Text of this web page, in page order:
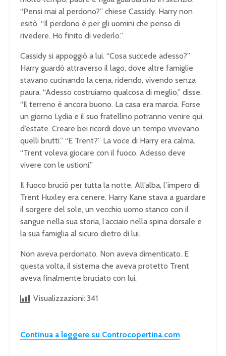
“Pensi mai al perdono?” chiese Cassidy. Harry non
esitò. “Il perdono è per gli uomini che penso di
rivedere. Ho finito di vederlo.”
Cassidy si appoggiò a lui. “Cosa succede adesso?”
Harry guardò attraverso il lago, dove altre famiglie
stavano cucinando la cena, ridendo, vivendo senza
paura. “Adesso costruiamo qualcosa di meglio,” disse.
“Il terreno è ancora buono. La casa era marcia. Forse
un giorno Lydia e il suo fratellino potranno venire qui
d’estate. Creare bei ricordi dove un tempo vivevano
quelli brutti.” “E Trent?” La voce di Harry era calma.
“Trent voleva giocare con il fuoco. Adesso deve
vivere con le ustioni.”
Il fuoco bruciò per tutta la notte. All’alba, l’impero di
Trent Huxley era cenere. Harry Kane stava a guardare
il sorgere del sole, un vecchio uomo stanco con il
sangue nella sua storia, l’acciaio nella spina dorsale e
la sua famiglia al sicuro dietro di lui.
Non aveva perdonato. Non aveva dimenticato. E
questa volta, il sistema che aveva protetto Trent
aveva finalmente bruciato con lui.
Visualizzazioni: 341
Continua a leggere su Controcopertina.com